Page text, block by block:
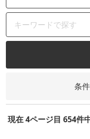
条
現在 4ページ目 654件